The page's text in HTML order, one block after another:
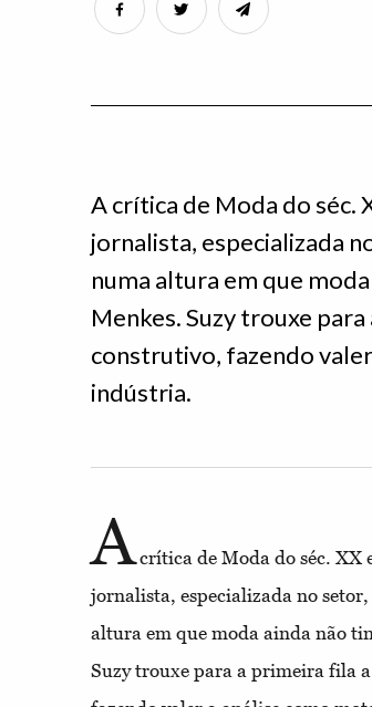
A crítica de Moda do séc.
jornalista, especializada
numa altura em que
Menkes. Suzy trouxe
construtivo, fazendo
indústria.
Acrítica de Moda do séc. XX
jornalista, especializada no
altura em que moda ainda não
Suzy trouxe para a primeira fila